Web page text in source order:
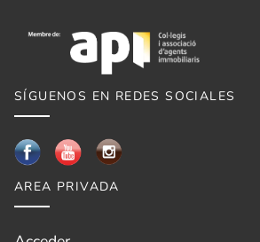
SÍGUENOS EN REDES SOCIALES
AREA PRIVADA